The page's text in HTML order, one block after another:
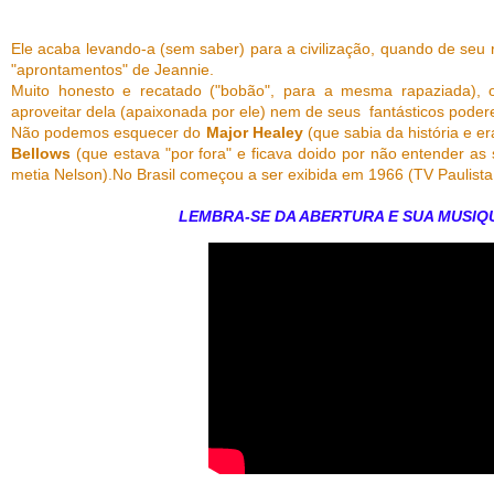
Ele acaba levando-a (sem saber) para a civilização, quando de seu
"aprontamentos" de Jeannie.
Muito honesto e recatado ("bobão", para a mesma
aproveitar dela (apaixonada por ele) nem de seus fantásticos
Não podemos esquecer do Major Healey(que sabia da história e
Bellows (que estava "por fora" e ficava doido por não entender
metia Nelson).No Brasil começou a ser exibida em 1966 (TV
LEMBRA-SE DA ABERTURA E SUA